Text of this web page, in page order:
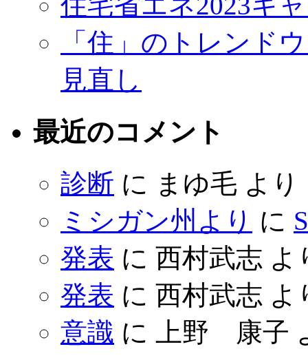
「住」のトレンド
見直し
最近のコメント
診断 に まゆ毛 より
ミシガン州より に
発表 に 西村武志 よ
発表 に 西村武志 よ
意識 に 上野 康子